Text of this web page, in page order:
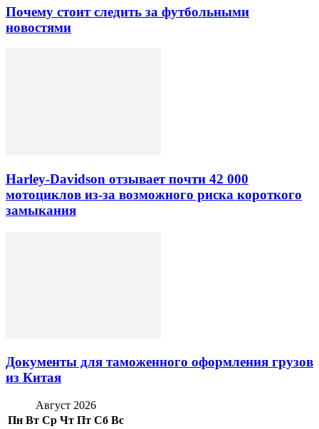
Почему стоит следить за футбольными
новостями
Harley-Davidson отзывает почти 42 000
мотоциклов из-за возможного риска короткого
замыкания
Документы для таможенного оформления грузов
из Китая
Август 2026
Пн Вт Ср Чт Пт Сб Вс